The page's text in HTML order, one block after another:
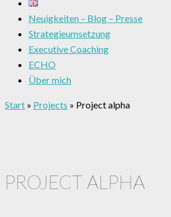
Neuigkeiten – Blog – Presse
Strategieumsetzung
Executive Coaching
ECHO
Über mich
Start » Projects » Project alpha
PROJECT ALPHA